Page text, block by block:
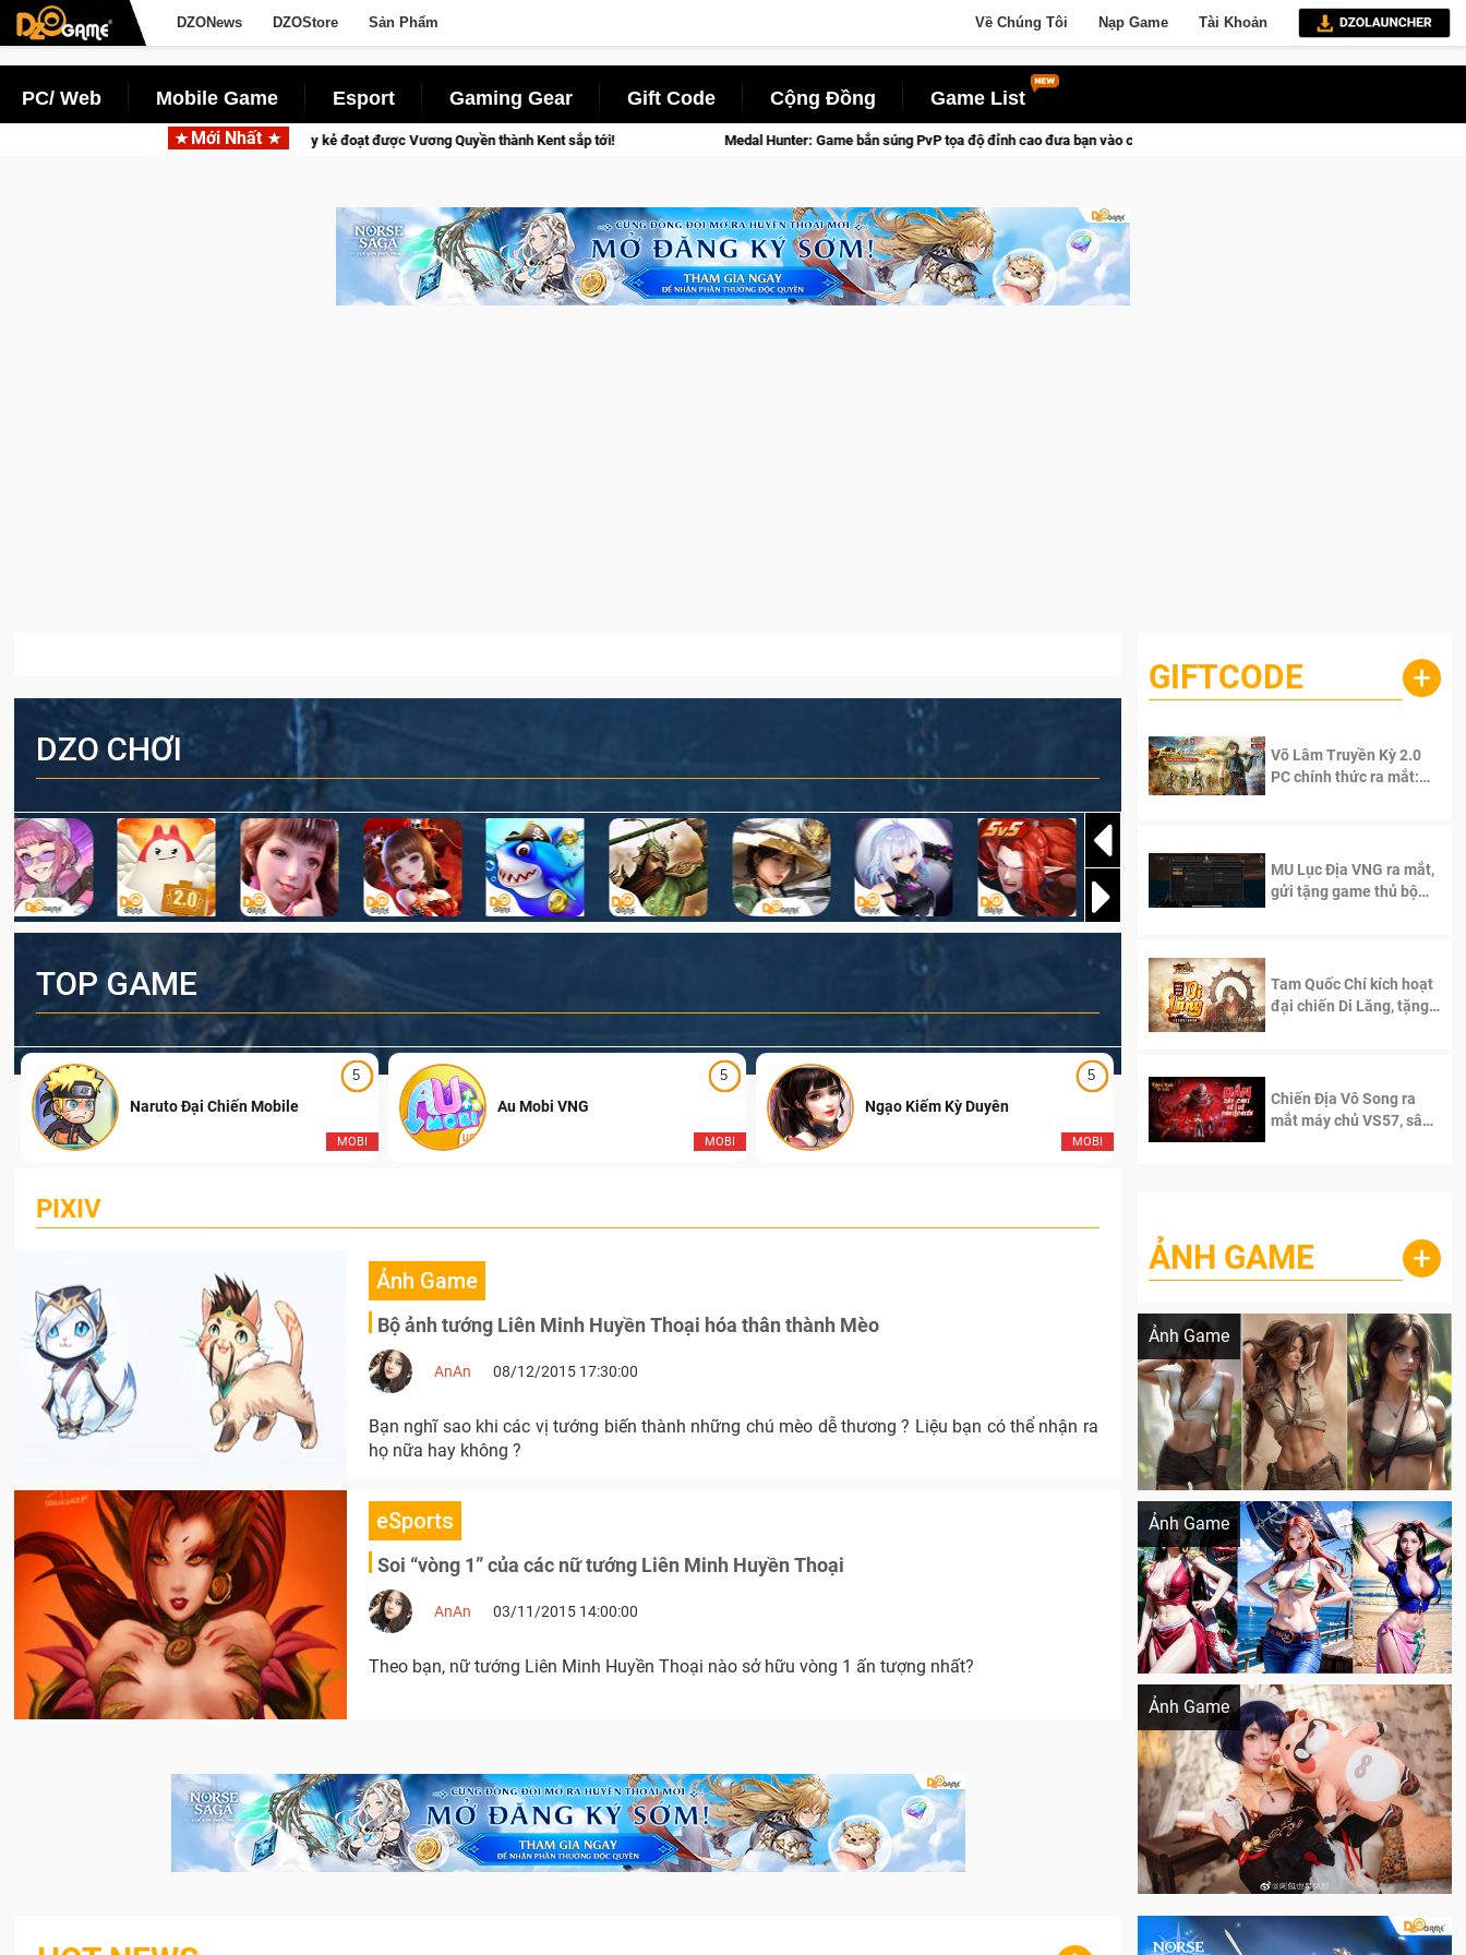
DZONews DZOStore Sản Phẩm Về Chúng Tôi Nạp Game Tài Khoản
PC/ Web Mobile Game Esport Gaming Gear Gift Code Cộng Đồng Game List
Mới Nhất
– Quyền lực và tài phú sẽ về tay kẻ đoạt được Vương Quyền thành Kent sắp tới! Medal Hunter: Game bắn súng PvP tọa độ đỉnh cao đưa bạn vào các chiến dịch lịch sử khốc liệt
DZO CHƠI
TOP GAME
5
MOBI
Naruto Đại Chiến Mobile
5
MOBI
Au Mobi VNG
5
MOBI
Ngạo Kiếm Kỳ Duyên Ngạo Thiên Mobile
PIXIV
Ảnh Game
Bộ ảnh tướng Liên Minh Huyền Thoại hóa thân thành Mèo
AnAn 08/12/2015 17:30:00
Bạn nghĩ sao khi các vị tướng biến thành những chú mèo dễ thương ? Liệu bạn có thể nhận ra
họ nữa hay không ?
eSports
Soi “vòng 1” của các nữ tướng Liên Minh Huyền Thoại
AnAn 03/11/2015 14:00:00
Theo bạn, nữ tướng Liên Minh Huyền Thoại nào sở hữu vòng 1 ấn tượng nhất?
GIFTCODE +
Võ Lâm Truyền Kỳ 2.0
PC chính thức ra mắt:
MU Lục Địa VNG ra mắt,
gửi tặng game thủ bộ
Tam Quốc Chí kích hoạt
đại chiến Di Lăng, tặng
Chiến Địa Vô Song ra
mắt máy chủ VS57, sân
ẢNH GAME +
Ảnh Game
Lala Croft vừa nóng vừa xinh dưới nét vẽ
Ảnh Game
Khi AI Cosplay gái đẹp One Piece
Ảnh Game
Cosplay Xiangling siêu cute